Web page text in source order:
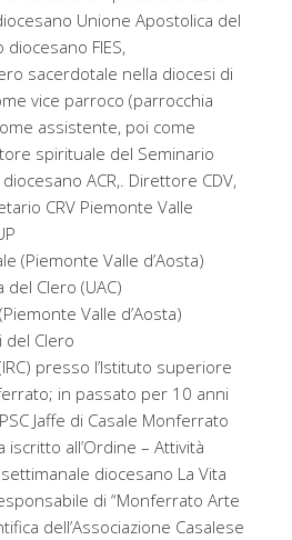
Unione Apostolica del
diocesano FIES,
sacerdotale nella diocesi di
vice parroco (parrocchia
assistente, poi come
spirituale del Seminario
ACR,. Direttore CDV,
CRV Piemonte Valle
(Piemonte Valle d’Aosta)
del Clero (UAC)
Valle d’Aosta)
del Clero
presso l’Istituto superiore
in passato per 10 anni
Jaffe di Casale Monferrato
all’Ordine – Attività
diocesano La Vita
di “Monferrato Arte
dell’Associazione Casalese